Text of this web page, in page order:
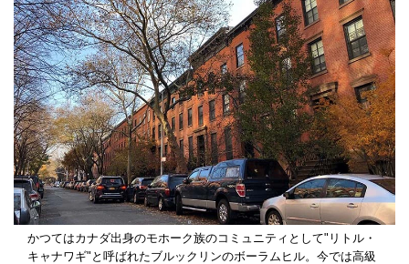
かつてはカナダ出身のモホーク族のコミュニティとして"リトル・
キャナワギ"と呼ばれたブルックリンのボーラムヒル。今では高級